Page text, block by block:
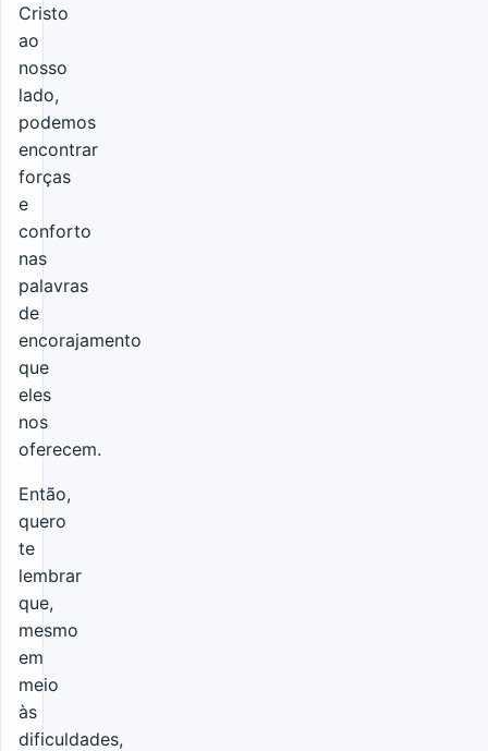
Cristo
ao
nosso
lado,
podemos
encontrar
forças
e
conforto
nas
palavras
de
encorajamento
que
eles
nos
oferecem.
Então,
quero
te
lembrar
que,
mesmo
em
meio
às
dificuldades,